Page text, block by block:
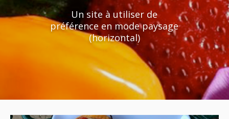
Un site à utiliser de
préférence en mode paysage
(horizontal)